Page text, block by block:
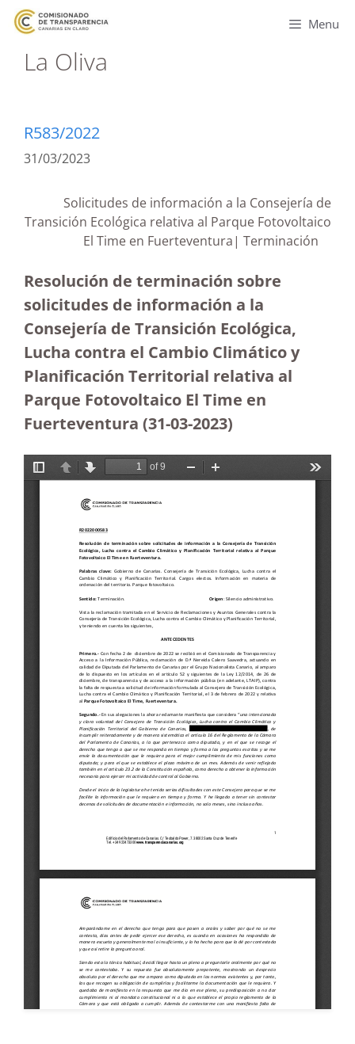
Menu
La Oliva
R583/2022
31/03/2023
Solicitudes de información a la Consejería de
Transición Ecológica relativa al Parque Fotovoltaico
El Time en Fuerteventura| Terminación
Resolución de terminación sobre
solicitudes de información a la
Consejería de Transición Ecológica,
Lucha contra el Cambio Climático y
Planificación Territorial relativa al
Parque Fotovoltaico El Time en
Fuerteventura (31-03-2023)